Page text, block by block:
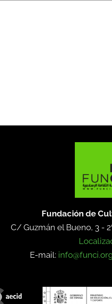
Fundación de
C/ Guzmán el Bueno, 3 -
E-mail: